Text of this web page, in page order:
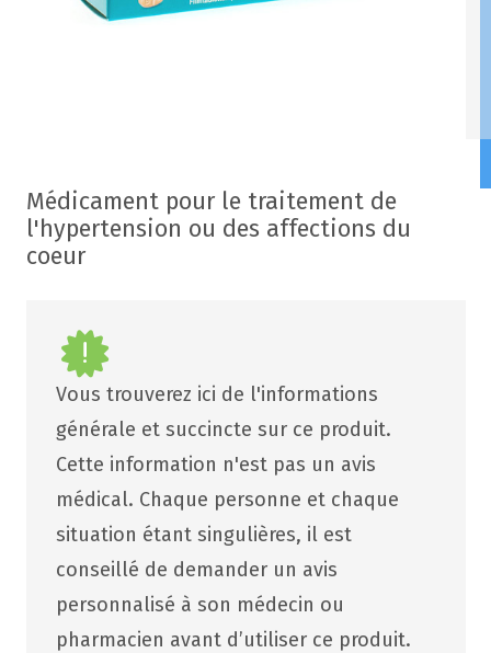
Médicament pour le traitement de
l'hypertension ou des affections du
coeur
Vous trouverez ici de l'informations
générale et succincte sur ce produit.
Cette information n'est pas un avis
médical. Chaque personne et chaque
situation étant singulières, il est
conseillé de demander un avis
personnalisé à son médecin ou
pharmacien avant d’utiliser ce produit.